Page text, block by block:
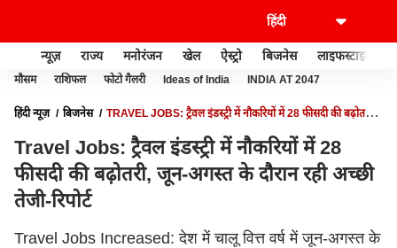
न्यूज़ राज्य मनोरंजन खेल ऐस्ट्रो बिजनेस लाइफस्टाइल
मौसम राशिफल फोटो गैलरी Ideas of India INDIA AT 2047
हिंदी न्यूज़ बिजनेस
TRAVEL JOBS: ट्रैवल इंडस्ट्री में नौकरियों में 28 फीसदी की बढ़ोतरी,
Travel Jobs: ट्रैवल इंडस्ट्री में नौकरियों में 28
फीसदी की बढ़ोतरी, जून-अगस्त के दौरान रही अच्छी
तेजी-रिपोर्ट
Travel Jobs Increased: देश में चालू वित्त वर्ष में जून-अगस्त के